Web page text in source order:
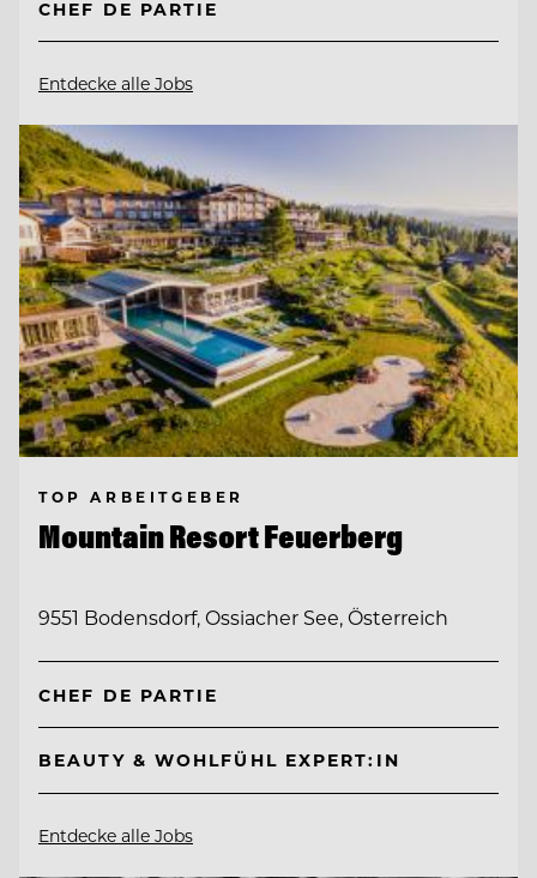
CHEF DE PARTIE
Entdecke alle Jobs
TOP ARBEITGEBER
Mountain Resort Feuerberg
9551 Bodensdorf, Ossiacher See, Österreich
CHEF DE PARTIE
BEAUTY & WOHLFÜHL EXPERT:IN
Entdecke alle Jobs